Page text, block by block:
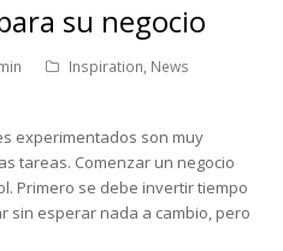
su negocio
Inspiration, News
experimentados son muy
tareas. Comenzar un negocio
Primero se debe invertir tiempo
sin esperar nada a cambio, pero